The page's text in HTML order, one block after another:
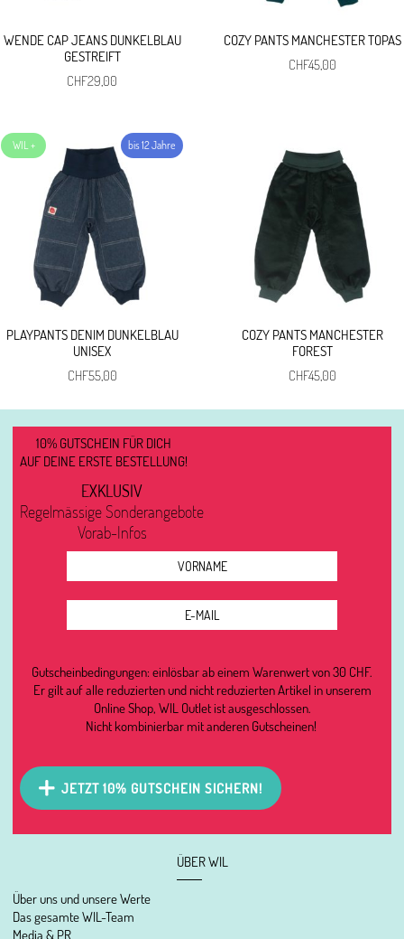
WENDE CAP JEANS DUNKELBLAU
GESTREIFT
CHF29,00
COZY PANTS MANCHESTER TOPAS
CHF45,00
PLAYPANTS DENIM DUNKELBLAU
UNISEX
CHF55,00
COZY PANTS MANCHESTER
FOREST
CHF45,00
ÜBER WIL
Über uns und unsere Werte
Das gesamte WIL-Team
Media & PR
10% GUTSCHEIN FÜR DICH
AUF DEINE ERSTE BESTELLUNG!
EXKLUSIV
Regelmässige Sonderangebote
Vorab-Infos
Gutscheinbedingungen: einlösbar ab einem Warenwert von 30 CHF.
Er gilt auf alle reduzierten und nicht reduzierten Artikel in unserem
Online Shop, WIL Outlet ist ausgeschlossen.
Nicht kombinierbar mit anderen Gutscheinen!
JETZT 10% GUTSCHEIN SICHERN!